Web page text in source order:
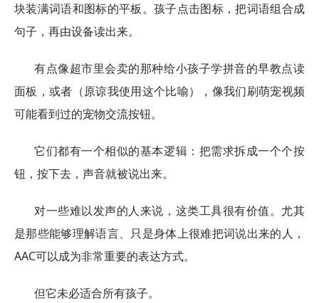
块装满词语和图标的平板。孩子点击图标，把词语组合成
句子，再由设备读出来。
有点像超市里会卖的那种给小孩子学拼音的早教点读
面板，或者（原谅我使用这个比喻），像我们刷萌宠视频
可能看到过的宠物交流按钮。
它们都有一个相似的基本逻辑：把需求拆成一个个按
钮，按下去，声音就被说出来。
对一些难以发声的人来说，这类工具很有价值。尤其
是那些能够理解语言、只是身体上很难把词说出来的人，
AAC可以成为非常重要的表达方式。
但它未必适合所有孩子。